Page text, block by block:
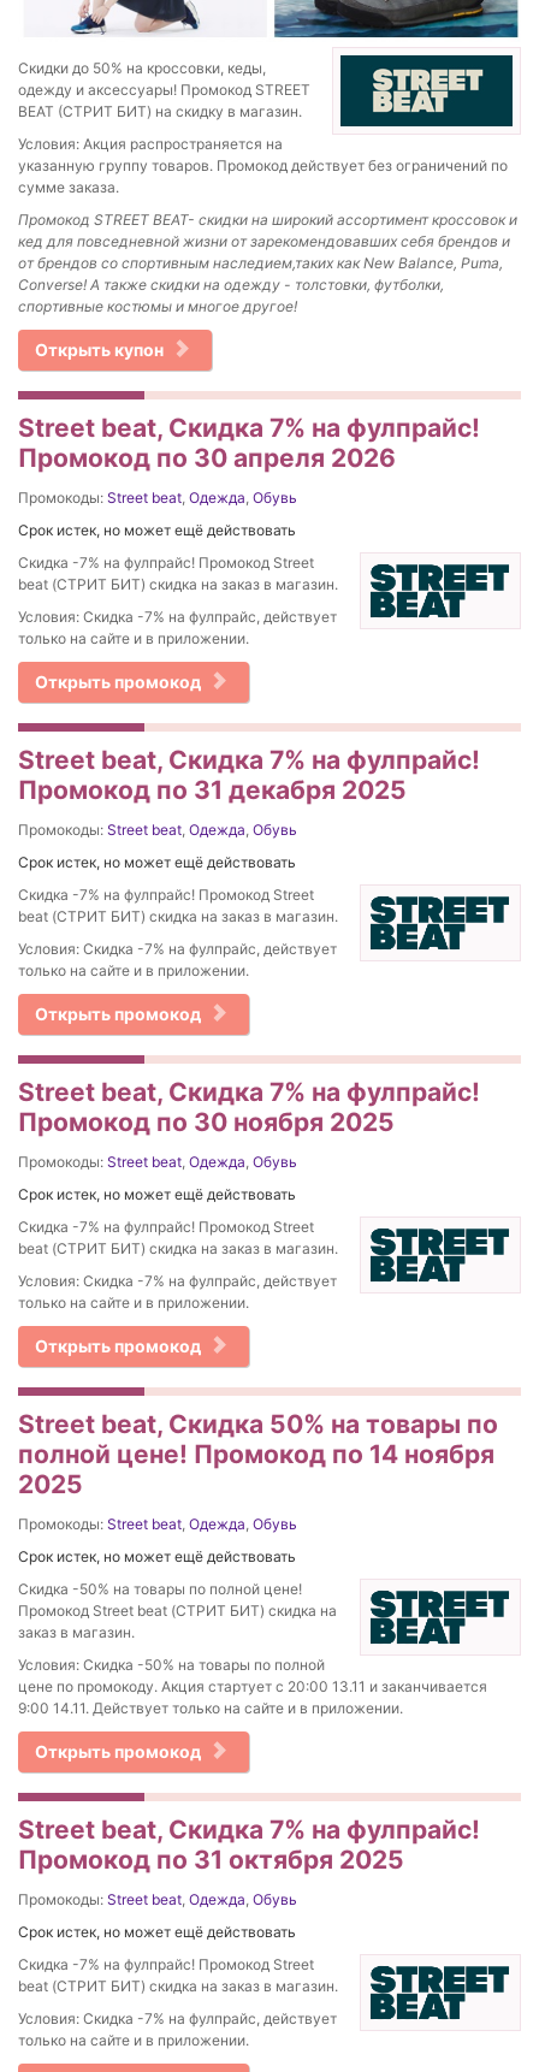
Скидки до 50% на кроссовки, кеды,
одежду и аксессуары! Промокод STREET
BEAT (СТРИТ БИТ) на скидку в магазин.
Условия: Акция распространяется на
указанную группу товаров. Промокод действует без ограничений по
сумме заказа.
Промокод STREET BEAT- скидки на широкий ассортимент кроссовок и
кед для повседневной жизни от зарекомендовавших себя брендов и
от брендов со спортивным наследием,таких как New Balance, Puma,
Converse! А также скидки на одежду - толстовки, футболки,
спортивные костюмы и многое другое!
Открыть купон
Street beat, Cкидка 7% на фулпрайс!
Промокод по 30 апреля 2026
Промокоды: Street beat, Одежда, Обувь
Срок истек, но может ещё действовать
Cкидка -7% на фулпрайс! Промокод Street
beat (СТРИТ БИТ) скидка на заказ в магазин.
Условия: Cкидка -7% на фулпрайс, действует
только на сайте и в приложении.
Открыть промокод
Street beat, Cкидка 7% на фулпрайс!
Промокод по 31 декабря 2025
Промокоды: Street beat, Одежда, Обувь
Срок истек, но может ещё действовать
Cкидка -7% на фулпрайс! Промокод Street
beat (СТРИТ БИТ) скидка на заказ в магазин.
Условия: Cкидка -7% на фулпрайс, действует
только на сайте и в приложении.
Открыть промокод
Street beat, Cкидка 7% на фулпрайс!
Промокод по 30 ноября 2025
Промокоды: Street beat, Одежда, Обувь
Срок истек, но может ещё действовать
Cкидка -7% на фулпрайс! Промокод Street
beat (СТРИТ БИТ) скидка на заказ в магазин.
Условия: Cкидка -7% на фулпрайс, действует
только на сайте и в приложении.
Открыть промокод
Street beat, Скидка 50% на товары по
полной цене! Промокод по 14 ноября
2025
Промокоды: Street beat, Одежда, Обувь
Срок истек, но может ещё действовать
Скидка -50% на товары по полной цене!
Промокод Street beat (СТРИТ БИТ) скидка на
заказ в магазин.
Условия: Скидка -50% на товары по полной
цене по промокоду. Акция стартует с 20:00 13.11 и заканчивается
9:00 14.11. Действует только на сайте и в приложении.
Открыть промокод
Street beat, Cкидка 7% на фулпрайс!
Промокод по 31 октября 2025
Промокоды: Street beat, Одежда, Обувь
Срок истек, но может ещё действовать
Cкидка -7% на фулпрайс! Промокод Street
beat (СТРИТ БИТ) скидка на заказ в магазин.
Условия: Cкидка -7% на фулпрайс, действует
только на сайте и в приложении.